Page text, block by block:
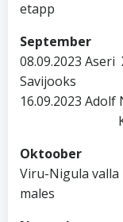
etapp
September
08.09.2023 Aseri
16.09.2023
Oktoober
Viru-Nigula valla